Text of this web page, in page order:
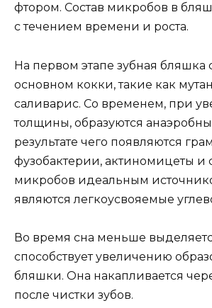
фтором. Состав микробов в
с течением времени и роста.
На первом этапе зубная бляшка
основном кокки, такие как
саливарис. Со временем, при
толщины, образуются
результате чего появляются
фузобактерии, актиномицеты и
микробов идеальным
являются легкоусвояемые
Во время сна меньше
способствует увеличению
бляшки. Она накапливается
после чистки зубов.